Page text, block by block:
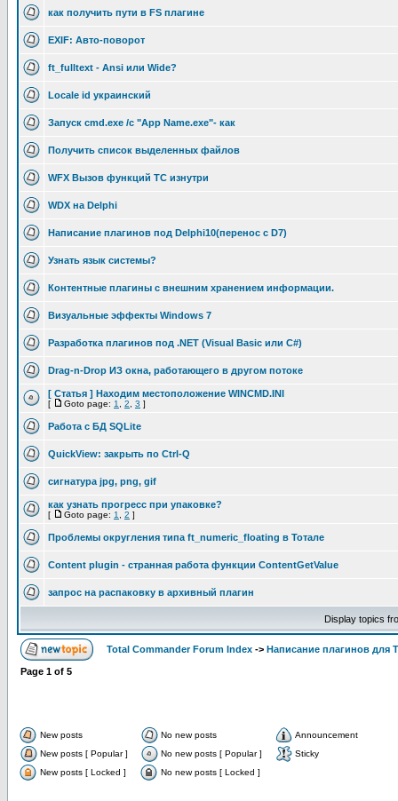
как получить пути в FS плагине
EXIF: Авто-поворот
ft_fulltext - Ansi или Wide?
Locale id украинский
Запуск cmd.exe /c "App Name.exe"- как
Получить список выделенных файлов
WFX Вызов функций TC изнутри
WDX на Delphi
Написание плагинов под Delphi10(перенос с D7)
Узнать язык системы?
Контентные плагины с внешним хранением информации.
Визуальные эффекты Windows 7
Разработка плагинов под .NET (Visual Basic или C#)
Drag-n-Drop ИЗ окна, работающего в другом потоке
[ Статья ] Находим местоположение WINCMD.INI
[ Goto page: 1 2 3 ]
Работа с БД SQLite
QuickView: закрыть по Ctrl-Q
сигнатура jpg, png, gif
как узнать прогресс при упаковке?
[ Goto page: 1 2 ]
Проблемы округления типа ft_numeric_floating в Тотале
Content plugin - странная работа функции ContentGetValue
запрос на распаковку в архивный плагин
Display topics
Total Commander Forum Index -> Написание плагинов для
Page 1 of 5
New posts No new posts
Announcement
New posts [ Popular ]
No new posts [ Popular ]
Sticky
New posts [ Locked ]
No new posts [ Locked ]